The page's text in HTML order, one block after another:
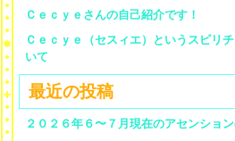
Ｃｅｃｙｅさんの自己紹介です！
Ｃｅｃｙｅ（セスィエ）というスピリ
いて
最近の投稿
２０２６年６〜７月現在のアセンショ